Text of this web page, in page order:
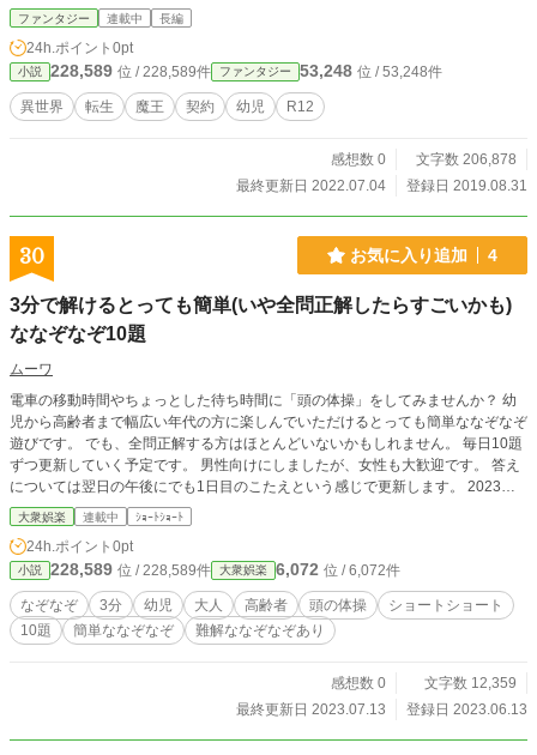
という未来が決められてしまった兼は、ファンタジー世界を自由気ままに楽しく
過ごすという目標のため、どうにかその地位から抜け出そうとするのだが……？
ファンタジー 連載中 長編
24h.ポイント 0pt
小説 228,589 位 / 228,589件 ファンタジー 53,248 位 / 53,248件
異世界 転生 魔王 契約 幼児 R12
感想数 0
文字数 206,878
最終更新日 2022.07.04
登録日 2019.08.31
30 お気に入り追加 4
3分で解けるとっても簡単(いや全問正解したらすごいかも)
ななぞなぞ10題
ムーワ
電車の移動時間やちょっとした待ち時間に「頭の体操」をしてみませんか？ 幼
児から高齢者まで幅広い年代の方に楽しんでいただけるとっても簡単ななぞなぞ
遊びです。 でも、全問正解する方はほとんどいないかもしれません。 毎日10題
ずつ更新していく予定です。 男性向けにしましたが、女性も大歓迎です。 答え
については翌日の午後にでも1日目のこたえという感じで更新します。 2023年7
月13日で人気もないようなのでいったん中止しますが、リクエストなどがあれ
ば再開します。よろしくお願いします。
大衆娯楽 連載中 ｼｮｰﾄｼｮｰﾄ
24h.ポイント 0pt
小説 228,589 位 / 228,589件 大衆娯楽 6,072 位 / 6,072件
なぞなぞ 3分 幼児 大人 高齢者 頭の体操
ショートショート
10題
簡単ななぞなぞ 難解ななぞなぞあり
感想数 0
文字数 12,359
最終更新日 2023.07.13
登録日 2023.06.13